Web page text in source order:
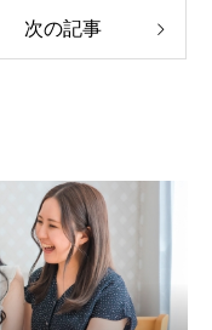
次の記事